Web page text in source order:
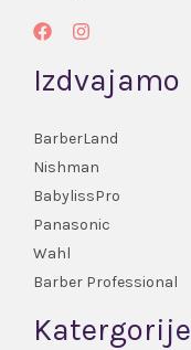
Izdvajamo
BarberLand
Nishman
BabylissPro
Panasonic
Wahl
Barber Professional
Katergorije